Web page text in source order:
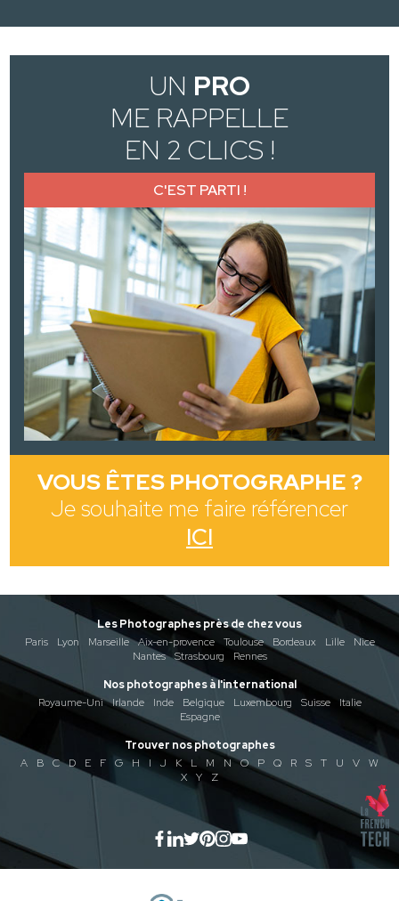
UN PRO
ME RAPPELLE
EN 2 CLICS !
C'EST PARTI !
VOUS ÊTES PHOTOGRAPHE ?
Je souhaite me faire référencer
ICI
Les Photographes près de chez vous
Paris
Lyon Marseille Aix-en-provence Toulouse Bordeaux Lille
Nice
Nantes
Strasbourg
Rennes
Nos photographes à l'international
Royaume-Uni
Irlande Inde Belgique Luxembourg Suisse
Italie
Espagne
Trouver nos photographes
A
B C D E F G H I J K L M N O P Q R S T U V
W
X
Y Z